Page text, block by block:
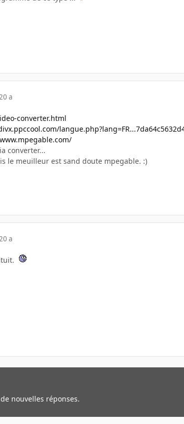
a
converter.html
converter...
le meuilleur est sand doute mpegable. :)
a
nouvelles réponses.